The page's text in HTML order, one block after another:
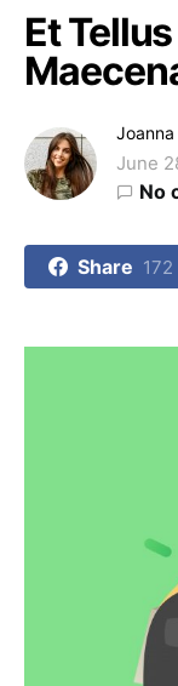
Et
Joanna
June
No
Share 172